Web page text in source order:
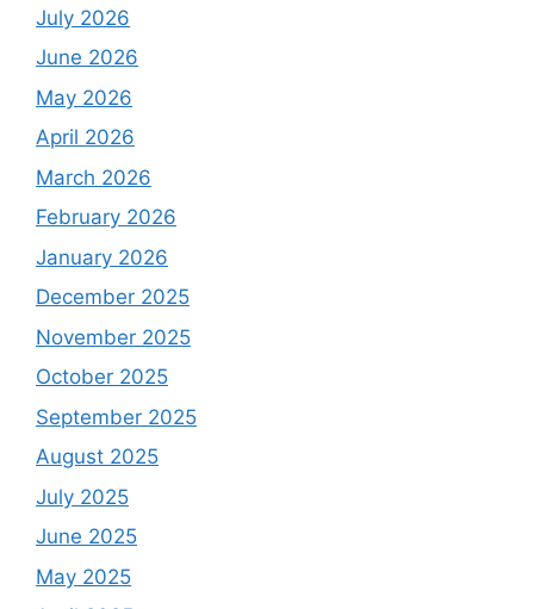
July 2026
June 2026
May 2026
April 2026
March 2026
February 2026
January 2026
December 2025
November 2025
October 2025
September 2025
August 2025
July 2025
June 2025
May 2025